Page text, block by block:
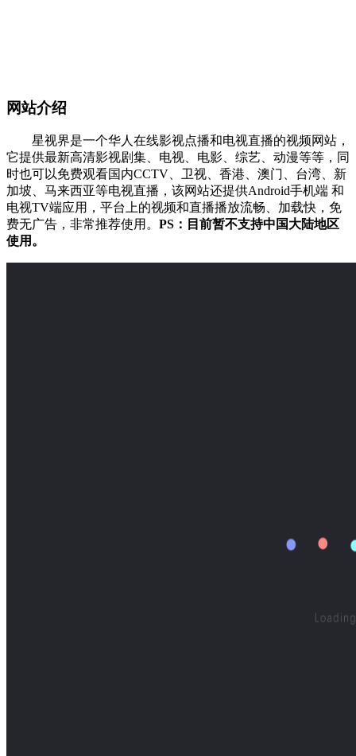
网站介绍
‌ 星视界是一个华人在线影视点播和电视直播的视频网站，
它提供最新高清影视剧集、电视、电影、综艺、动漫等等，同
时也可以免费观看国内CCTV、卫视、香港、澳门、台湾、新
加坡、马来西亚等电视直播，该网站还提供Android手机端 和
电视TV端应用，平台上的视频和直播播放流畅、加载快，免
费无广告，非常推荐使用。 PS：目前暂不支持中国大陆地区
使用。